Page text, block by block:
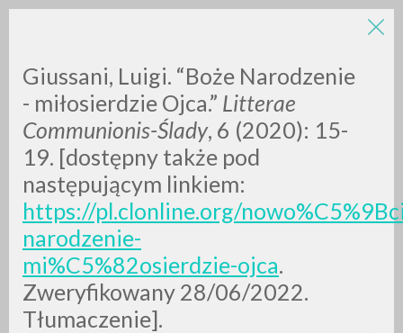
Giussani, Luigi. “Boże Narodzenie
- miłosierdzie Ojca.” Litterae
Communionis-Ślady, 6 (2020): 15-
19. [dostępny także pod
następującym linkiem:
https://pl.clonline.org/
narodzenie-
mi%C5%82osierdzie-ojca.
Zweryfikowany 28/06/2022.
Tłumaczenie].
LUIGI
GIUSSANI
scritti